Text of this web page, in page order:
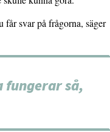
får svar på frågorna, säger
så,